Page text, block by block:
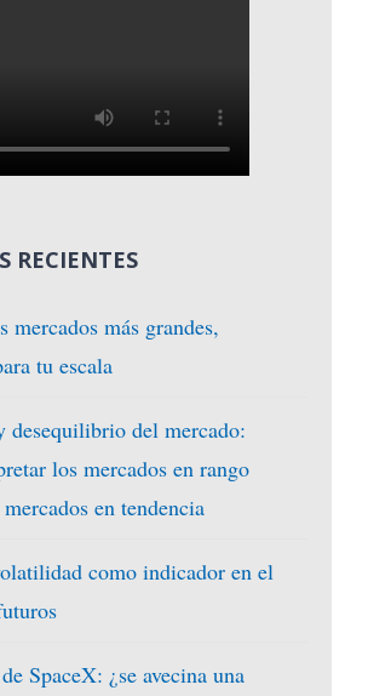
RECIENTES
mercados más grandes,
tu escala
del mercado:
los mercados en rango
en tendencia
como indicador en el
SpaceX: ¿se avecina una